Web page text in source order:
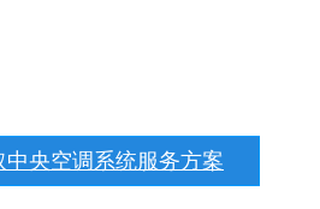
中央空调系统服务方案